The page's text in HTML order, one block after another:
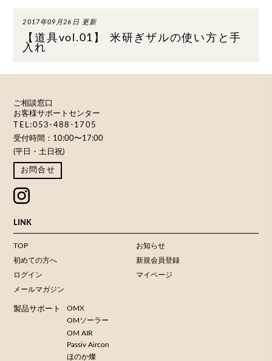
2017年09月26日 更新
【道具vol.01】 米研ぎザルの使い方と手
入れ
ご相談窓口
お客様サポートセンター
TEL:053-488-1705
受付時間：10:00〜17:00
(平日・土日祝)
お問合せ
LINK
TOP
お知らせ
初めての方へ
新規会員登録
ログイン
マイページ
メールマガジン
製品サポート
OMX
OMソーラー
OM AIR
Passiv Aircon
ほのか燦